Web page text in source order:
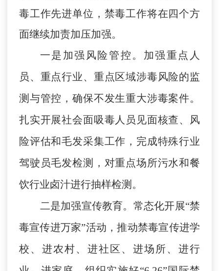
毒工作先进单位 ，禁毒工作将在四个方
面继续加责加压加强。
一是加强风险管控。 加强重点人
员、重点行业、 重点区域涉毒风险的监
测与管控 ，确保不发生重大涉毒案件。
扎实开展社会面吸毒人员见面核查、风
险评估和毛发采集工作，完成特殊行业
驾驶员毛发检测，对重点场所污水和餐
饮行业卤汁进行抽样检测。
二是加强宣传教育。 常态化开展“禁
毒宣传进万家”活动，推动禁毒宣传进学
校、进农村、进社区、进场所、进行